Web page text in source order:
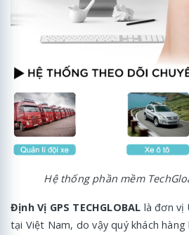
Hệ thống phần mềm
Định Vị GPS TECHGLOBAL là đơn vị
tại Việt Nam, do vậy quý khách